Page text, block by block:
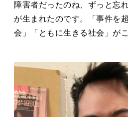
障害者だったのね、ずっと忘
が生まれたのです。「事件を
会」「ともに生きる社会」が